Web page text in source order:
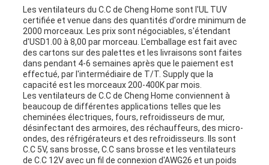
Les ventilateurs du C.C de Cheng Home sont l'UL TUV
certifiée et venue dans des quantités d'ordre minimum de
2000 morceaux. Les prix sont négociables, s'étendant
d'USD1.00 à 8,00 par morceau. L'emballage est fait avec
des cartons sur des palettes et les livraisons sont faites
dans pendant 4-6 semaines après que le paiement est
effectué, par l'intermédiaire de T/T. Supply que la
capacité est les morceaux 200-400K par mois.
Les ventilateurs de C.C de Cheng Home conviennent à
beaucoup de différentes applications telles que les
cheminées électriques, fours, refroidisseurs de mur,
désinfectant des armoires, des réchauffeurs, des micro-
ondes, des réfrigérateurs et des refroidisseurs. Ils sont
C.C 5V, sans brosse, C.C sans brosse et les ventilateurs
de C.C 12V avec un fil de connexion d'AWG26 et un poids